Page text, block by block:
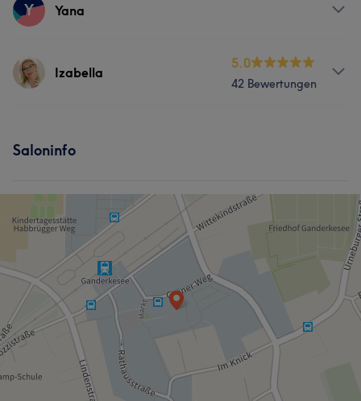
Y Yana
Services
Izabella
5.0
42 Bewertungen
Haarentfernung Kosmetische Zahnmedizin
Saloninfo